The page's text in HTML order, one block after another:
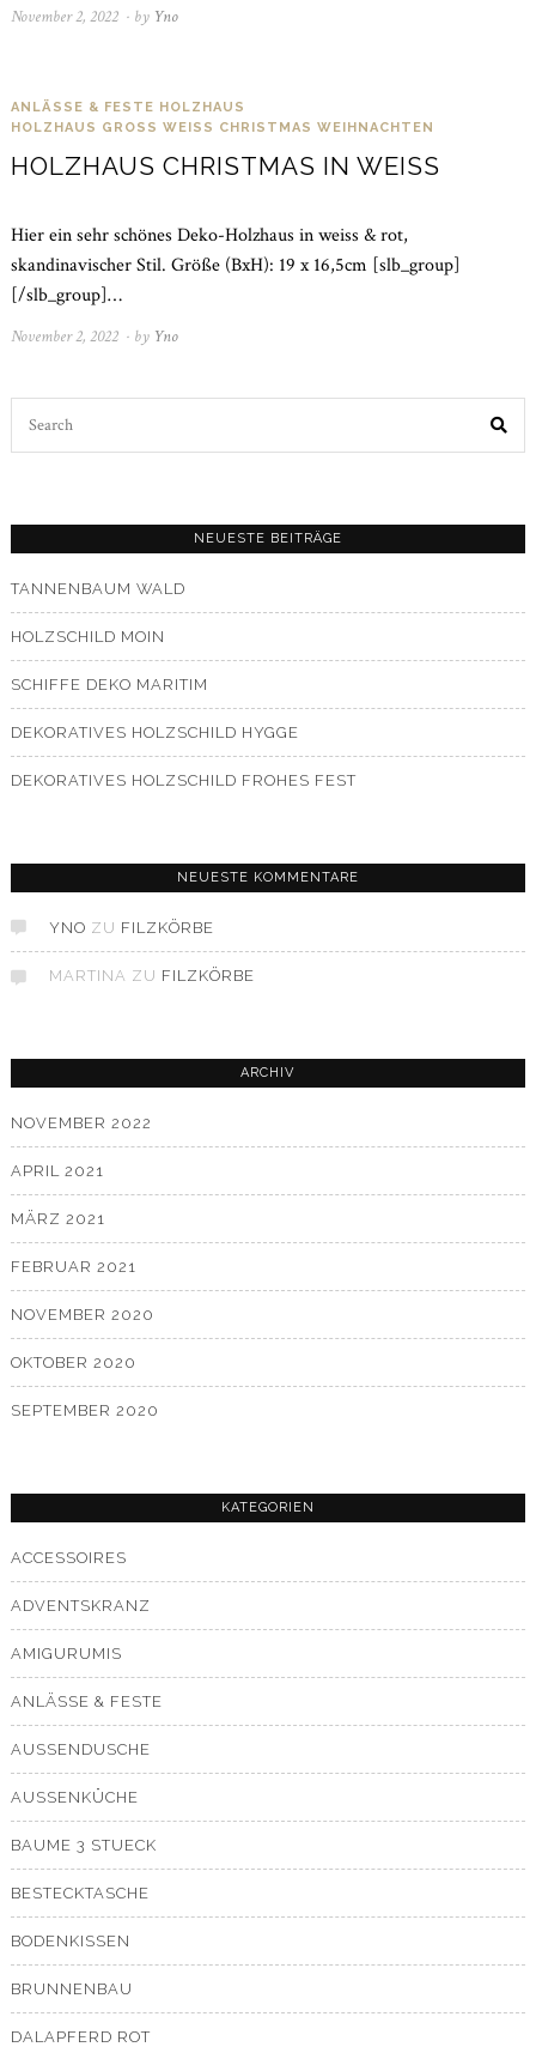
November 2, 2022November
by Yno
ANLÄSSE & FESTE HOLZHAUS
HOLZHAUS GROSS WEISS CHRISTMAS WEIHNACHTEN
HOLZHAUS CHRISTMAS IN WEISS
Hier ein sehr schönes Deko-Holzhaus in weiss & rot,
skandinavischer Stil. Größe (BxH): 19 x 16,5cm [slb_group]
[/slb_group]…
November 2, 2022November
by Yno
NEUESTE BEITRÄGE
TANNENBAUM WALD
HOLZSCHILD MOIN
SCHIFFE DEKO MARITIM
DEKORATIVES HOLZSCHILD HYGGE
DEKORATIVES HOLZSCHILD FROHES FEST
NEUESTE KOMMENTARE
YNO ZU FILZKÖRBE
MARTINA ZU FILZKÖRBE
ARCHIV
NOVEMBER 2022
APRIL 2021
MÄRZ 2021
FEBRUAR 2021
NOVEMBER 2020
OKTOBER 2020
SEPTEMBER 2020
KATEGORIEN
ACCESSOIRES
ADVENTSKRANZ
AMIGURUMIS
ANLÄSSE & FESTE
AUSSENDUSCHE
AUSSENKÜCHE
BAUME 3 STUECK
BESTECKTASCHE
BODENKISSEN
BRUNNENBAU
DALAPFERD ROT